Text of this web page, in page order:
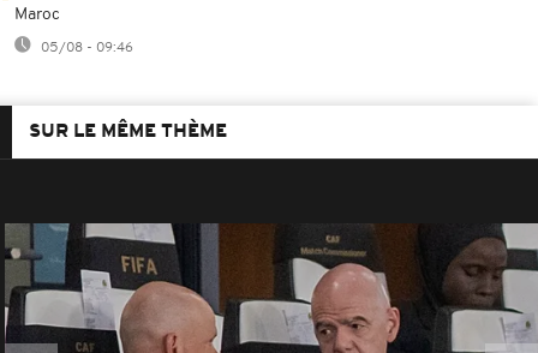
Maroc
05/08 - 09:46
SUR LE MÊME THÈME